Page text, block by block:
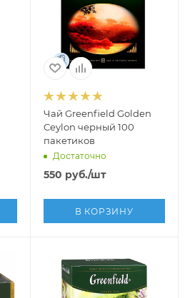
Чай Greenfield Golden
Ceylon черный 100
пакетиков
Достаточно
550 руб./шт
В КОРЗИНУ